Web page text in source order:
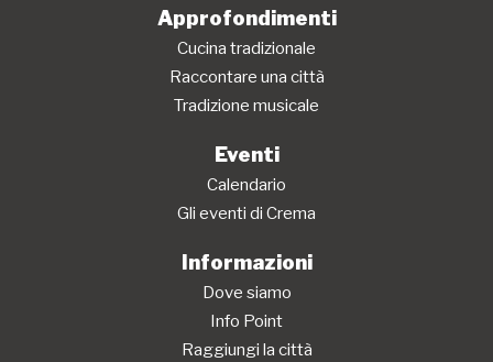
Approfondimenti
Cucina tradizionale
Raccontare una città
Tradizione musicale
Eventi
Calendario
Gli eventi di Crema
Informazioni
Dove siamo
Info Point
Raggiungi la città